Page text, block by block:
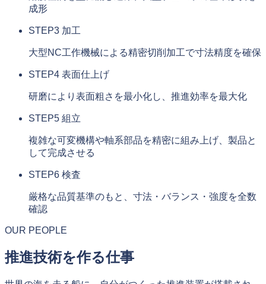
成形
STEP3 加工
大型NC工作機械による精密切削加工で寸法精度を確保
STEP4 表面仕上げ
研磨により表面粗さを最小化し、推進効率を最大化
STEP5 組立
複雑な可変機構や軸系部品を精密に組み上げ、製品と
して完成させる
STEP6 検査
厳格な品質基準のもと、寸法・バランス・強度を全数
確認
OUR PEOPLE
推進技術を作る仕事